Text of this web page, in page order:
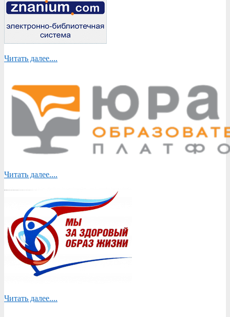
Читать далее....
Читать далее....
Читать далее....